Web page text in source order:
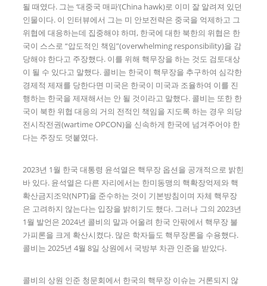
될 때였다. 그는 ‘대중국 매파’(China hawk)로 이미 잘 알려져 있던
인물이다. 이 인터뷰에서 그는 미 안보전략은 중국을 억제하고 그
위협에 대응하는데 집중해야 하며, 한국에 대한 북한의 위협은 한
국이 스스로 “압도적인 책임”(overwhelming responsibility)을 감
당해야 한다고 주장했다. 이를 위해 핵무장을 하는 것도 검토대상
이 될 수 있다고 말했다. 콜비는 한국이 핵무장을 추구하여 심각한
경제적 제재를 당한다면 미국은 한국이 미국과 조율하여 이를 진
행하는 한국을 제재해서는 안 될 것이라고 말했다. 콜비는 또한 한
국이 북한 위협 대응의 거의 전적인 책임을 지도록 하는 경우 의당
전시작전권(wartime OPCON)을 신속하게 한국에 넘겨주어야 한
다는 주장도 덧붙였다.
2023년 1월 한국 대통령 윤석열은 핵무장 옵션을 공개적으로 밝힌
바 있다. 윤석열은 다른 자리에서는 한미동맹의 핵확장억제와 핵
확산금지조약(NPT)을 준수하는 것이 기본방침이며 자체 핵무장
은 고려하지 않는다는 입장을 밝히기도 했다. 그러나 그의 2023년
1월 발언은 2024년 콜비의 말과 어울려 한국 안팎에서 핵무장 불
가피론을 크게 확산시켰다. 많은 학자들도 핵무장론을 수용했다.
콜비는 2025년 4월 8일 상원에서 국방부 차관 인준을 받았다.
콜비의 상원 인준 청문회에서 한국의 핵무장 이슈는 거론되지 않